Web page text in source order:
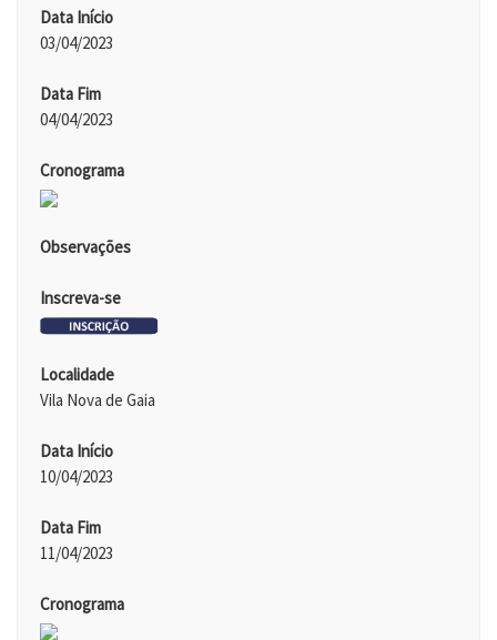
Data Início
03/04/2023
Data Fim
04/04/2023
Cronograma
Observações
Inscreva-se
Localidade
Vila Nova de Gaia
Data Início
10/04/2023
Data Fim
11/04/2023
Cronograma